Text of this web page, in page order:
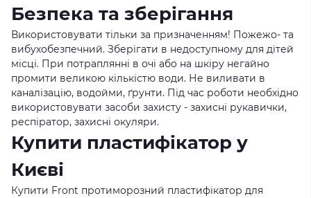
Безпека та зберігання
Використовувати тільки за призначенням! Пожежо- та
вибухобезпечний. Зберігати в недоступному для дітей
місці. При потраплянні в очі або на шкіру негайно
промити великою кількістю води. Не виливати в
каналізацію, водойми, ґрунти. Під час роботи необхідно
використовувати засоби захисту - захисні рукавички,
респіратор, захисні окуляри.
Купити пластифікатор у
Києві
Купити Front протиморозний пластифікатор для